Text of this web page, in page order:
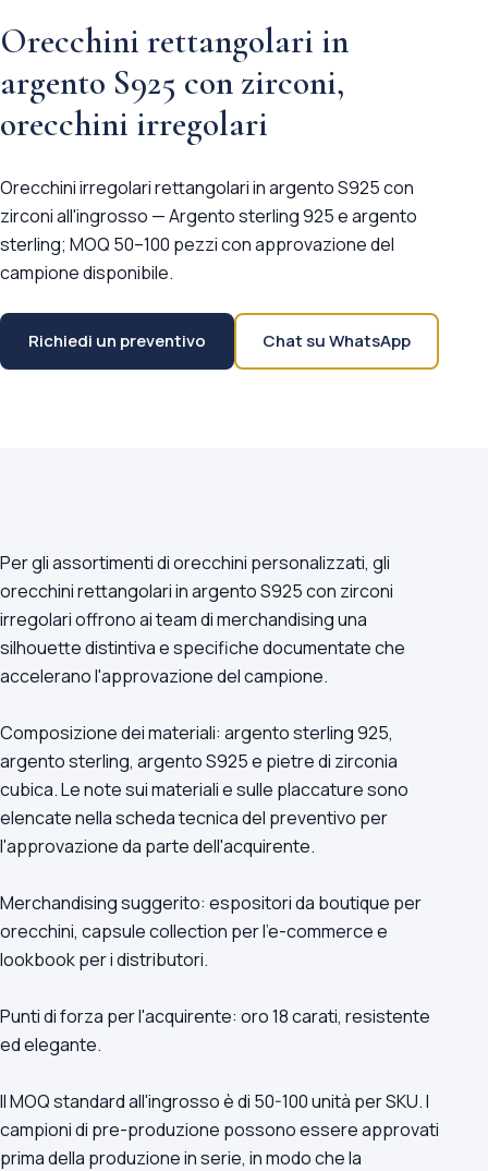
Orecchini rettangolari in
argento S925 con zirconi,
orecchini irregolari
Orecchini irregolari rettangolari in argento S925 con
zirconi all'ingrosso — Argento sterling 925 e argento
sterling; MOQ 50–100 pezzi con approvazione del
campione disponibile.
Richiedi un preventivo Chat su WhatsApp
Per gli assortimenti di orecchini personalizzati, gli
orecchini rettangolari in argento S925 con zirconi
irregolari offrono ai team di merchandising una
silhouette distintiva e specifiche documentate che
accelerano l'approvazione del campione.
Composizione dei materiali: argento sterling 925,
argento sterling, argento S925 e pietre di zirconia
cubica. Le note sui materiali e sulle placcature sono
elencate nella scheda tecnica del preventivo per
l'approvazione da parte dell'acquirente.
Merchandising suggerito: espositori da boutique per
orecchini, capsule collection per l'e-commerce e
lookbook per i distributori.
Punti di forza per l'acquirente: oro 18 carati, resistente
ed elegante.
Il MOQ standard all'ingrosso è di 50-100 unità per SKU. I
campioni di pre-produzione possono essere approvati
prima della produzione in serie, in modo che la